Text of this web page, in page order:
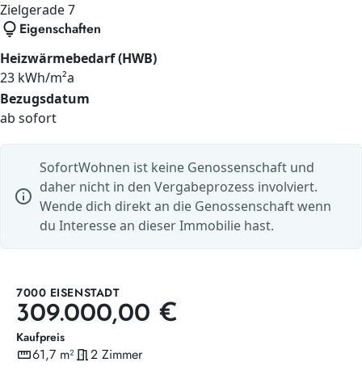
Zielgerade7
lightbulb Eigenschaften
Heizwärmebedarf (HWB)
23 kWh/m²a
Bezugsdatum
ab sofort
info
SofortWohnen ist keine Genossenschaft und
daher nicht in den Vergabeprozess involviert.
Wende dich direkt an die Genossenschaft wenn
du Interesse an dieser Immobilie hast.
7000 EISENSTADT
309.000,00 €
Kaufpreis
straighten
Wohnfläche
61,7 m²meeting_room
Zimmer
2 Zimmer